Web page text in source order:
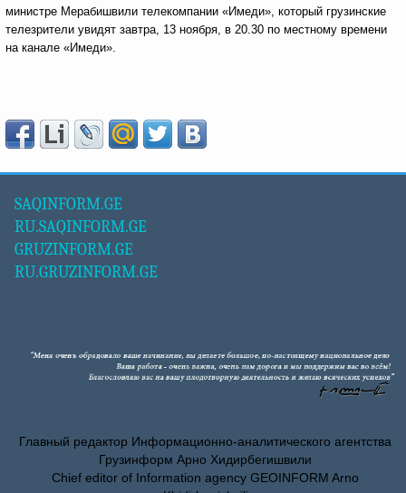
министре Мерабишвили телекомпании «Имеди», который грузинские
телезрители увидят завтра, 13 ноября, в 20.30 по местному времени
на канале «Имеди».
SAQINFORM.GE
RU.SAQINFORM.GE
GRUZINFORM.GE
RU.GRUZINFORM.GE
Главный редактор Информационно-аналитического агентства
Грузинформ Арно Хидирбегишвили
Chief editor of Information agency GEOINFORM Arno